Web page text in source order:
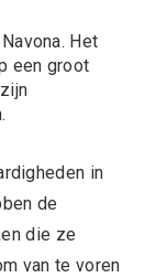
Het
een groot
in
de
die ze
van te voren